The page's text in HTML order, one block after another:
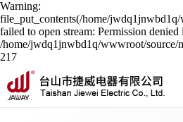
Warning:
file_put_contents(/home/
failed to open stream: Permission denied
/home/jwdq1jnwbd1q/wwwroot/source/
217